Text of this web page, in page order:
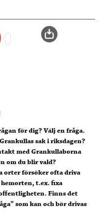
för dig? Välj en fråga.
sak i riksdagen?
med Grankullaborna
om du blir vald?
orter försöker ofta driva
t.ex. fixa
Finns det
som kan och bör drivas